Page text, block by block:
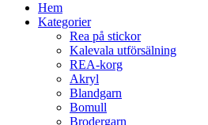
Hem
Kategorier
Rea på stickor
Kalevala utförsälning
REA-korg
Akryl
Blandgarn
Bomull
Brodergarn